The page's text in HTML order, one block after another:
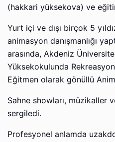
(hakkari yüksekova) ve
Yurt içi ve dışı birçok 5
animasyon danışmanlığı
arasında, Akdeniz
Yüksekokulunda
Eğitmen olarak gönüllü
Sahne showları, müzikaller
sergiledi.
Profesyonel anlamda